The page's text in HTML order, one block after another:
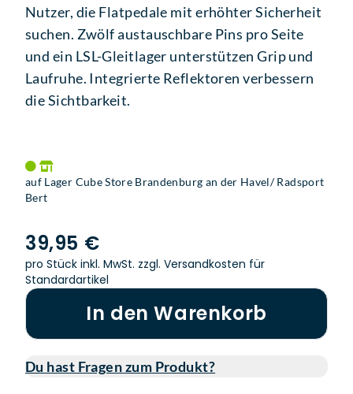
Nutzer, die Flatpedale mit erhöhter Sicherheit
suchen. Zwölf austauschbare Pins pro Seite
und ein LSL-Gleitlager unterstützen Grip und
Laufruhe. Integrierte Reflektoren verbessern
die Sichtbarkeit.
auf Lager Cube Store Brandenburg an der Havel/ Radsport
Bert
39,95 €
pro Stück inkl. MwSt. zzgl. Versandkosten für
Standardartikel
In den Warenkorb
Du hast Fragen zum Produkt?